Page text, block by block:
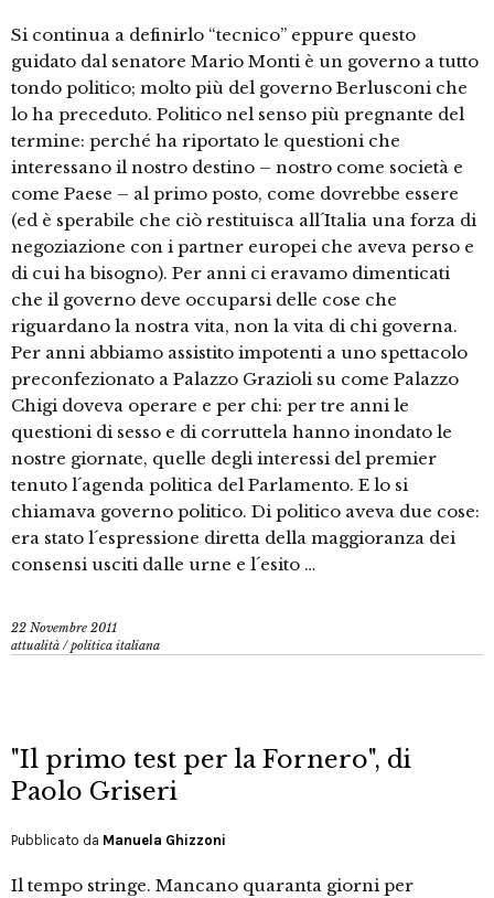
Si continua a definirlo “tecnico” eppure questo
guidato dal senatore Mario Monti è un governo a tutto
tondo politico; molto più del governo Berlusconi che
lo ha preceduto. Politico nel senso più pregnante del
termine: perché ha riportato le questioni che
interessano il nostro destino – nostro come società e
come Paese – al primo posto, come dovrebbe essere
(ed è sperabile che ciò restituisca all´Italia una forza di
negoziazione con i partner europei che aveva perso e
di cui ha bisogno). Per anni ci eravamo dimenticati
che il governo deve occuparsi delle cose che
riguardano la nostra vita, non la vita di chi governa.
Per anni abbiamo assistito impotenti a uno spettacolo
preconfezionato a Palazzo Grazioli su come Palazzo
Chigi doveva operare e per chi: per tre anni le
questioni di sesso e di corruttela hanno inondato le
nostre giornate, quelle degli interessi del premier
tenuto l´agenda politica del Parlamento. E lo si
chiamava governo politico. Di politico aveva due cose:
era stato l´espressione diretta della maggioranza dei
consensi usciti dalle urne e l´esito …
22 Novembre 2011
attualità /politica italiana
"Il primo test per la Fornero", di
Paolo Griseri
Pubblicato da Manuela Ghizzoni
Il tempo stringe. Mancano quaranta giorni per